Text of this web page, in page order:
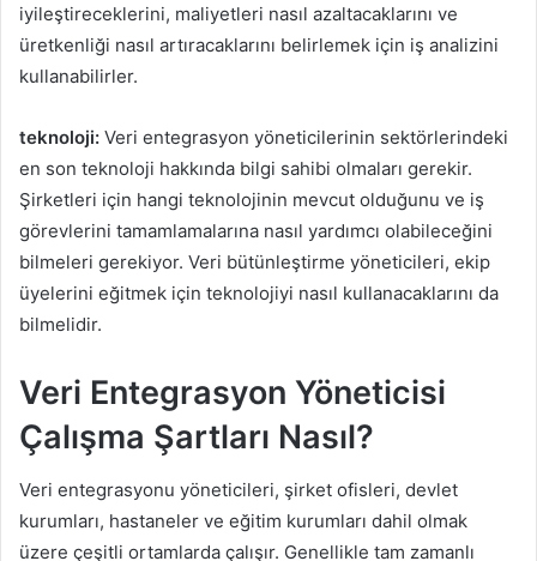
iyileştireceklerini, maliyetleri nasıl azaltacaklarını ve
üretkenliği nasıl artıracaklarını belirlemek için iş analizini
kullanabilirler.
teknoloji: Veri entegrasyon yöneticilerinin sektörlerindeki
en son teknoloji hakkında bilgi sahibi olmaları gerekir.
Şirketleri için hangi teknolojinin mevcut olduğunu ve iş
görevlerini tamamlamalarına nasıl yardımcı olabileceğini
bilmeleri gerekiyor. Veri bütünleştirme yöneticileri, ekip
üyelerini eğitmek için teknolojiyi nasıl kullanacaklarını da
bilmelidir.
Veri Entegrasyon Yöneticisi
Çalışma Şartları Nasıl?
Veri entegrasyonu yöneticileri, şirket ofisleri, devlet
kurumları, hastaneler ve eğitim kurumları dahil olmak
üzere çeşitli ortamlarda çalışır. Genellikle tam zamanlı